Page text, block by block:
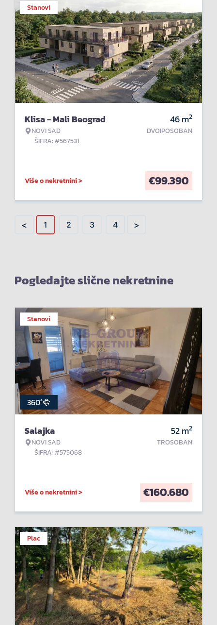
Stanovi
Klisa - Mali Beograd
NOVI SAD
ŠIFRA: #567531
46m2
DVOIPOSOBAN
Više o nekretnini > €99.390
< 1 2 3 4 >
Pogledajte slične nekretnine
Stanovi
360°
Salajka
NOVI SAD
ŠIFRA: #575068
52m2
TROSOBAN
Više o nekretnini > €160.680
Plac